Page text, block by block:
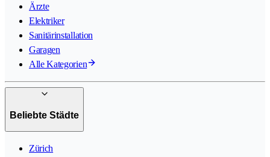
Ärzte
Elektriker
Sanitärinstallation
Garagen
Alle Kategorien
Beliebte Städte
Zürich